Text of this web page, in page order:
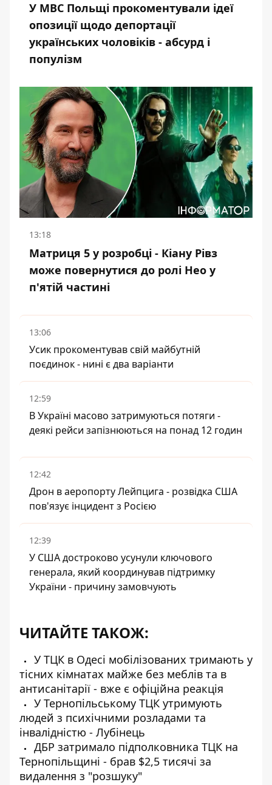
У МВС Польщі прокоментували ідеї
опозиції щодо депортації
українських чоловіків - абсурд і
популізм
13:18
Матриця 5 у розробці - Кіану Рівз
може повернутися до ролі Нео у
п'ятій частині
13:06
Усик прокоментував свій майбутній
поєдинок - нині є два варіанти
12:59
В Україні масово затримуються потяги -
деякі рейси запізнюються на понад 12 годин
12:42
Дрон в аеропорту Лейпцига - розвідка США
пов'язує інцидент з Росією
12:39
У США достроково усунули ключового
генерала, який координував підтримку
України - причину замовчують
ЧИТАЙТЕ ТАКОЖ:
У ТЦК в Одесі мобілізованих тримають у
тісних кімнатах майже без меблів та в
антисанітарії - вже є офіційна реакція
У Тернопільському ТЦК утримують
людей з психічними розладами та
інвалідністю - Лубінець
ДБР затримало підполковника ТЦК на
Тернопільщині - брав $2,5 тисячі за
видалення з "розшуку"